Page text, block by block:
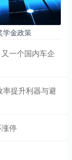
学金政策
一个国内车企
提升利器与避
停